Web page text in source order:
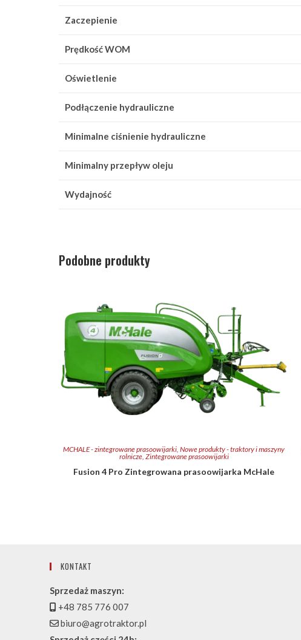
Zaczepienie
Prędkość WOM
Oświetlenie
Podłączenie hydrauliczne
Minimalne ciśnienie hydrauliczne
Minimalny przepływ oleju
Wydajność
Podobne produkty
MCHALE - zintegrowane prasoowijarki,Nowe produkty - traktory i maszyny
rolnicze, Zintegrowane prasoowijarki
Fusion 4 Pro Zintegrowana prasoowijarka McHale
KONTAKT
Sprzedaż maszyn:
+48 785 776 007
biuro@agrotraktor.pl